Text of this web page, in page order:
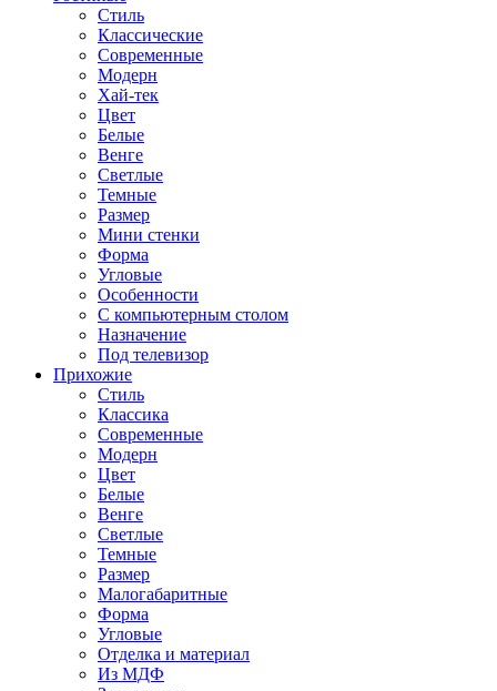
Стиль
Классические
Современные
Модерн
Хай-тек
Цвет
Белые
Венге
Светлые
Темные
Размер
Мини стенки
Форма
Угловые
Особенности
С компьютерным столом
Назначение
Под телевизор
Прихожие
Стиль
Классика
Современные
Модерн
Цвет
Белые
Венге
Светлые
Темные
Размер
Малогабаритные
Форма
Угловые
Отделка и материал
Из МДФ